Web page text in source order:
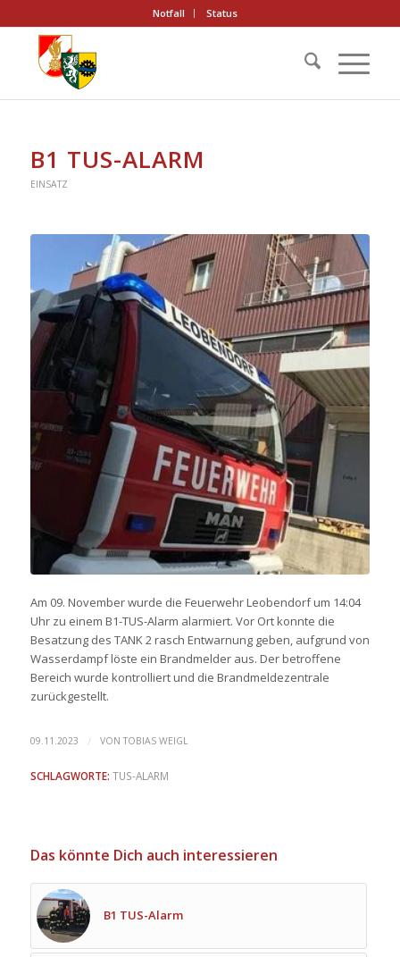
Notfall Status
B1 TUS-ALARM
EINSATZ
Am 09. November wurde die Feuerwehr Leobendorf um 14:04
Uhr zu einem B1-TUS-Alarm alarmiert. Vor Ort konnte die
Besatzung des TANK 2 rasch Entwarnung geben, aufgrund von
Wasserdampf löste ein Brandmelder aus. Der betroffene
Bereich wurde kontrolliert und die Brandmeldezentrale
zurückgestellt.
09.11.2023 / VONTOBIAS WEIGL
SCHLAGWORTE: TUS-ALARM
Das könnte Dich auch interessieren
B1 TUS-Alarm